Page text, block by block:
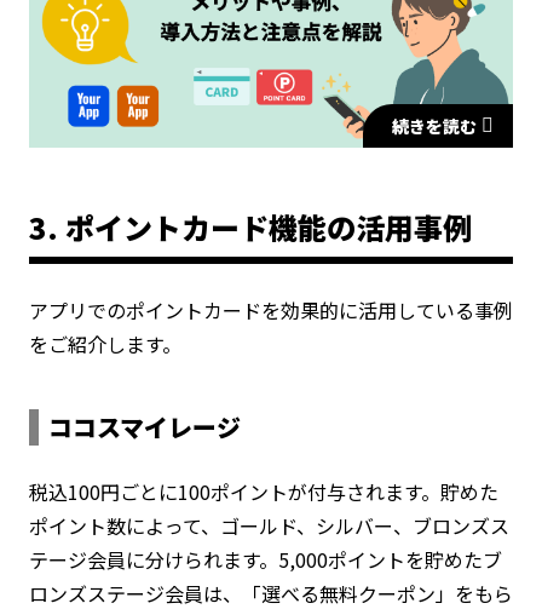
続きを読む
3. ポイントカード機能の活用事例
アプリでのポイントカードを効果的に活用している事例
をご紹介します。
ココスマイレージ
税込100円ごとに100ポイントが付与されます。貯めた
ポイント数によって、ゴールド、シルバー、ブロンズス
テージ会員に分けられます。5,000ポイントを貯めたブ
ロンズステージ会員は、「選べる無料クーポン」をもら